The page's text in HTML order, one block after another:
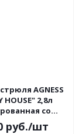
AGNESS
2,8л
со
крышкой
руб./шт